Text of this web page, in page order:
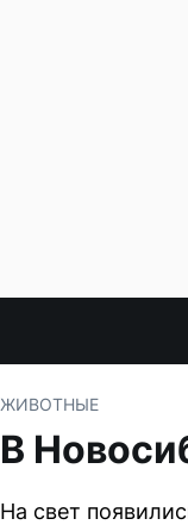
ЖИВОТНЫЕ
В
На свет